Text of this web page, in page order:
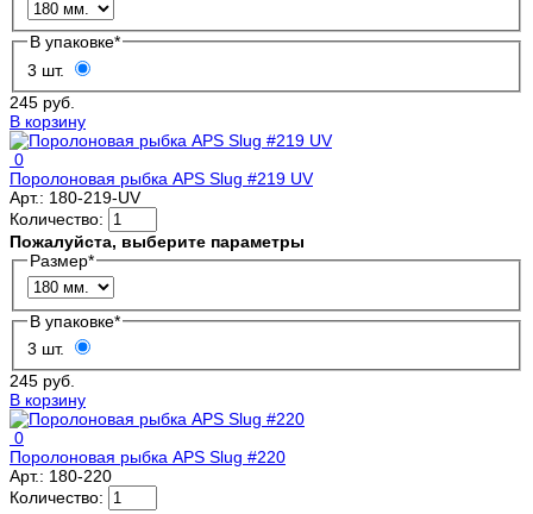
В упаковке*
3 шт.
245 руб.
В корзину
0
Поролоновая рыбка APS Slug #219 UV
Арт.: 180-219-UV
Количество:
Пожалуйста, выберите параметры
Размер*
В упаковке*
3 шт.
245 руб.
В корзину
0
Поролоновая рыбка APS Slug #220
Арт.: 180-220
Количество: